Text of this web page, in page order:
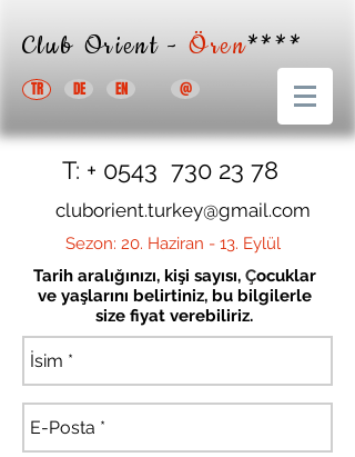
Club Orient - Ören****
TR DE EN @
T: + 0543 730 23 78 ​
cluborient.turkey@gmail.com
Sezon: 20. Haziran - 13. Eylül
Tarih aralığınızı, kişi sayısı, Çocuklar
ve yaşlarını belirtiniz, bu bilgilerle
size fiyat verebiliriz.